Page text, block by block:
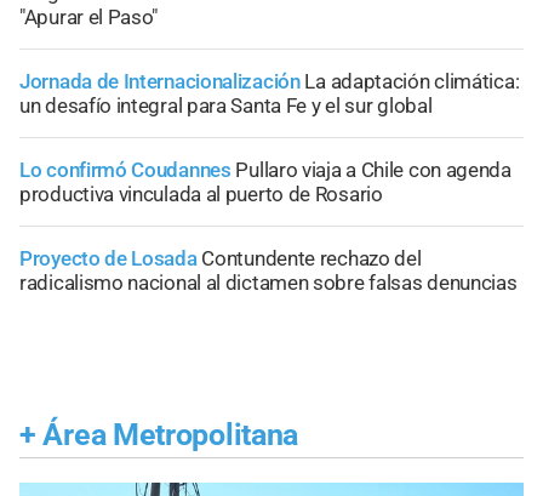
"Apurar el Paso"
Jornada de Internacionalización La adaptación climática:
un desafío integral para Santa Fe y el sur global
Lo confirmó Coudannes Pullaro viaja a Chile con agenda
productiva vinculada al puerto de Rosario
Proyecto de Losada Contundente rechazo del
radicalismo nacional al dictamen sobre falsas denuncias
+ Área Metropolitana